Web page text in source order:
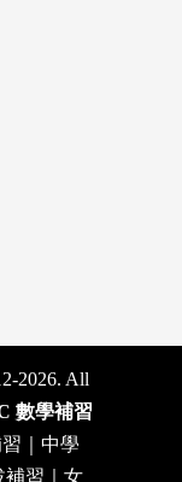
2026. All
數學補習
｜中學
補習｜女